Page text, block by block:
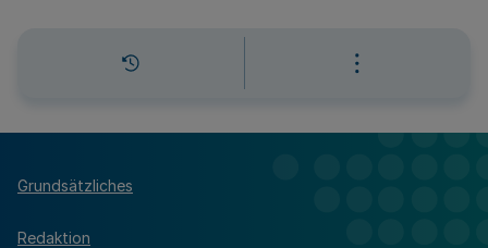
Grundsätzliches
Redaktion